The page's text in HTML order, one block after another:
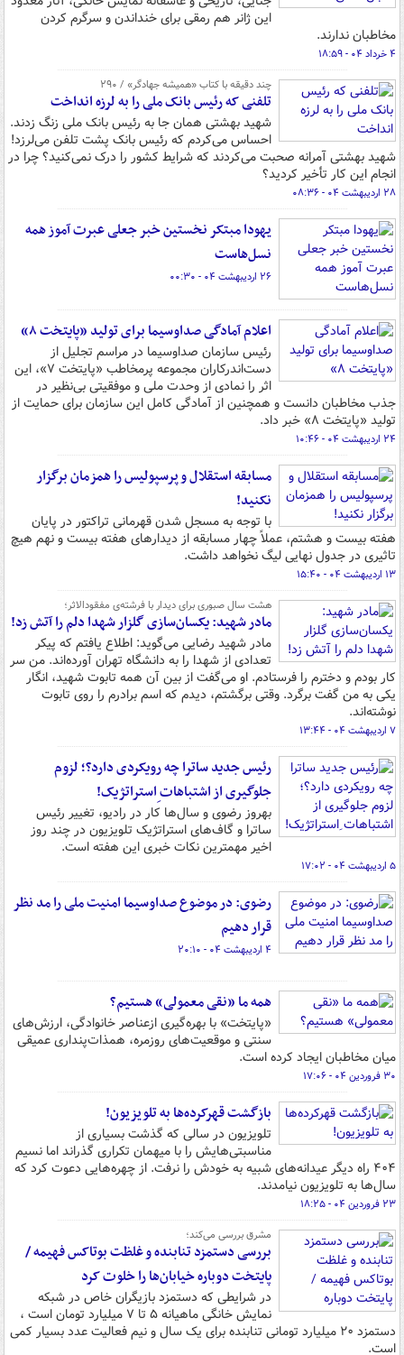
این ژانر هم رمقی برای خنداندن و سرگرم کردن
مخاطبان ندارند.
۴ خرداد ۰۴ - ۱۸:۵۹
چند دقیقه با کتاب‌ «همیشه جهادگر» / ۲۹۰
تلفنی که رئیس بانک ملی را به لرزه انداخت
شهید بهشتی همان جا به رئیس بانک ملی زنگ زدند.
احساس می‌کردم که رئیس بانک پشت تلفن می‌لرزد!
شهید بهشتی آمرانه صحبت می‌کردند که شرایط کشور را درک نمی‌کنید؟ چرا در
انجام این کار تأخیر کردید؟
۲۸ اردیبهشت ۰۴ - ۰۸:۳۶
یهودا مبتکر نخستین خبر جعلی عبرت آموز همه
نسل‌هاست
۲۶ اردیبهشت ۰۴ - ۰۰:۳۰
اعلام آمادگی صداوسیما برای تولید «پایتخت ۸»
رئیس سازمان صداوسیما در مراسم تجلیل از
دست‌اندرکاران مجموعه پرمخاطب «پایتخت ۷»، این
اثر را نمادی از وحدت ملی و موفقیتی بی‌نظیر در
جذب مخاطبان دانست و همچنین از آمادگی کامل این سازمان برای حمایت از
تولید «پایتخت ۸» خبر داد.
۲۴ اردیبهشت ۰۴ - ۱۰:۴۶
مسابقه استقلال و پرسپولیس را همزمان برگزار
نکنید!
با توجه به مسجل شدن قهرمانی تراکتور در پایان
هفته بیست و هشتم، عملاً چهار مسابقه از دیدارهای هفته بیست و نهم هیچ
تاثیری در جدول نهایی لیگ نخواهد داشت.
۱۳ اردیبهشت ۰۴ - ۱۵:۴۰
هشت سال صبوری برای دیدار با فرشته‌ی مفقودالاثر؛
مادر شهید: یکسان‌سازی گلزار شهدا دلم را آتش زد!
مادر شهید رضایی می‌گوید: اطلاع یافتم که پیکر
تعدادی از شهدا را به دانشگاه تهران آورده‌اند. من سر
کار بودم و دخترم را فرستادم. او می‌گفت از بین آن همه تابوت شهید، انگار
یکی به من گفت برگرد. وقتی برگشتم، دیدم که اسم برادرم را روی تابوت
نوشته‌اند.
۷ اردیبهشت ۰۴ - ۱۳:۴۴
رئیس جدید ساترا چه رویکردی دارد؟؛ لزوم
جلوگیری از اشتباهات ِاستراتژیک!
بهروز رضوی و سال‌ها کار در رادیو، تغییر رئیس
ساترا و گاف‌های استراتژیک تلویزیون در چند روز
اخیر مهمترین نکات خبری این هفته است.
۵ اردیبهشت ۰۴ - ۱۷:۰۲
رضوی: در موضوع صداوسیما امنیت ملی را مد نظر
قرار دهیم
۴ اردیبهشت ۰۴ - ۲۰:۱۰
همه‌ ما «نقی معمولی» هستیم؟
«پایتخت» با بهره‌گیری ازعناصر خانوادگی، ارزش‌های
سنتی و موقعیت‌های روزمره، همذات‌پنداری عمیقی
میان مخاطبان ایجاد کرده است.
۳۰ فروردین ۰۴ - ۱۷:۰۶
بازگشت قهرکرده‌ها به تلویزیون!
تلویزیون در سالی که گذشت بسیاری از
مناسبتی‌هایش را با میهمان تکراری گذراند اما نسیم
۴۰۴ راه دیگر عیدانه‌های شبیه به خودش را نرفت. از چهره‌هایی دعوت کرد که
سال‌ها به تلویزیون نیامدند.
۲۳ فروردین ۰۴ - ۱۸:۲۵
مشرق بررسی می‌کند؛
بررسی دستمزد تنابنده و غلظت بوتاکس فهیمه /
پایتخت دوباره خیابان‌ها را خلوت کرد
در شرایطی که دستمزد بازیگران خاص در شبکه
نمایش خانگی ماهیانه ۵ تا ۷ میلیارد تومان است ،
دستمزد ۲۰ میلیارد تومانی تنابنده برای یک سال و نیم فعالیت عدد بسیار کمی
است.